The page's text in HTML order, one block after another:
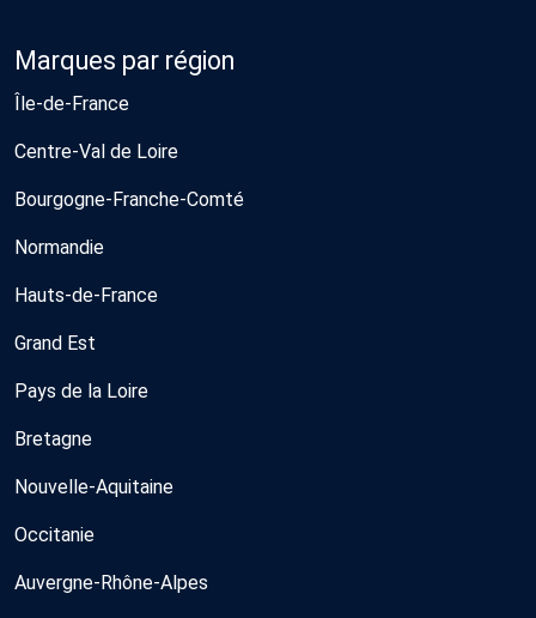
Marques par région
Île-de-France
Centre-Val de Loire
Bourgogne-Franche-Comté
Normandie
Hauts-de-France
Grand Est
Pays de la Loire
Bretagne
Nouvelle-Aquitaine
Occitanie
Auvergne-Rhône-Alpes